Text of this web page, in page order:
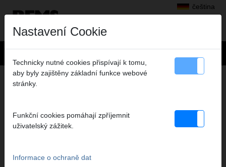
čeština
ROZŠIŘOVÁNÍ, VYHRDLOVÁNÍ
REMS Ex-Press Cu
Nastavení Cookie
Technicky nutné cookies přispívají k tomu,
aby byly zajištěny základní funkce webové
stránky.
Funkční cookies pomáhají zpříjemnit
uživatelský zážitek.
Informace o ochraně dat